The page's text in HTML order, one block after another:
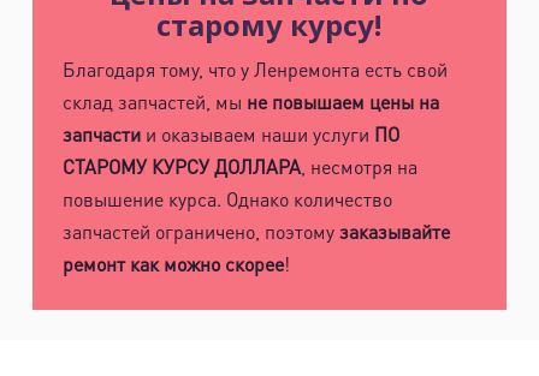
старому курсу!
Благодаря тому, что у Ленремонта есть свой
склад запчастей, мы не повышаем цены на
запчастии оказываем наши услуги ПО
СТАРОМУ КУРСУ ДОЛЛАРА, несмотря на
повышение курса. Однако количество
запчастей ограничено, поэтомузаказывайте
ремонт как можно скорее!